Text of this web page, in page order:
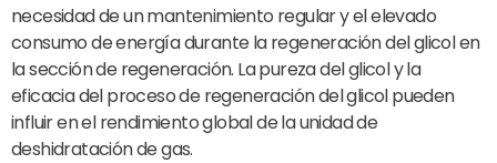
necesidad de un mantenimiento regular y el elevado
consumo de energía durante la regeneración del glicol en
la sección de regeneración. La pureza del glicol y la
eficacia del proceso de regeneración del glicol pueden
influir en el rendimiento global de la unidad de
deshidratación de gas.